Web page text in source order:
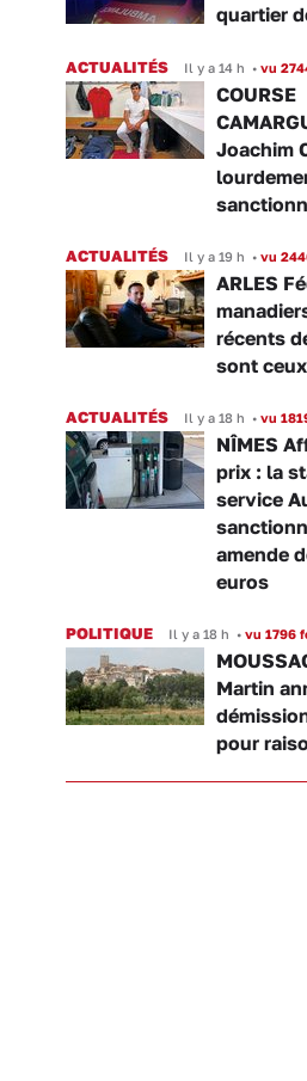
quartier
ACTUALITÉS Il y a 14 h • vu
COURSE
Joachim
ACTUALITÉS Il y a 19 h • vu
ARLES
récents
sont
ACTUALITÉS Il y a 18 h • vu
NÎMES
prix : la
service
amende
euros
POLITIQUE Il y a 18 h • vu 1796
Martin
pour